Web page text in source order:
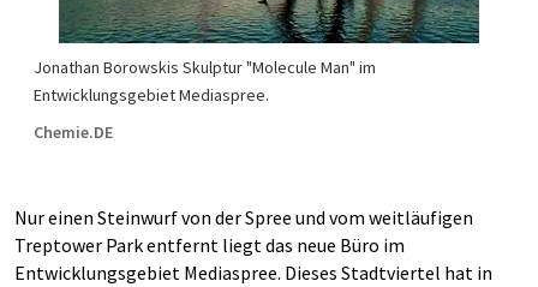
Jonathan Borowskis Skulptur "Molecule Man" im
Entwicklungsgebiet Mediaspree.
Chemie.DE
Nur einen Steinwurf von der Spree und vom weitläufigen
Treptower Park entfernt liegt das neue Büro im
Entwicklungsgebiet Mediaspree. Dieses Stadtviertel hat in